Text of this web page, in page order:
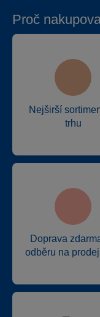
Proč
Nejširší
trhu
Doprava
odběru na